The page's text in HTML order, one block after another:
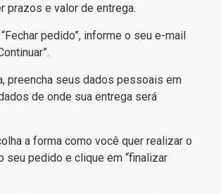
prazos e valor de entrega.
pedido”, informe o seu e-mail
preencha seus dados pessoais em
de onde sua entrega será
a forma como você quer realizar o
seu pedido e clique em “finalizar